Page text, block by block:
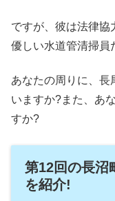
ですが、彼は法律協
優しい水道管清掃員
あなたの周りに、長
いますか?また、あ
すか?
第12回の長沼
を紹介!